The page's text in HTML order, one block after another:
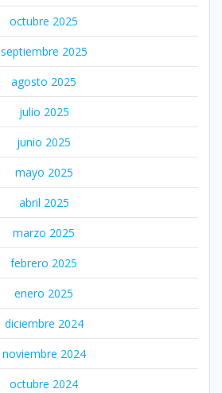
octubre 2025
septiembre 2025
agosto 2025
julio 2025
junio 2025
mayo 2025
abril 2025
marzo 2025
febrero 2025
enero 2025
diciembre 2024
noviembre 2024
octubre 2024